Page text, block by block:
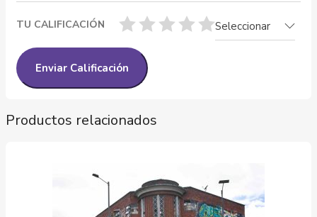
TU CALIFICACIÓN Seleccionar
Productos relacionados